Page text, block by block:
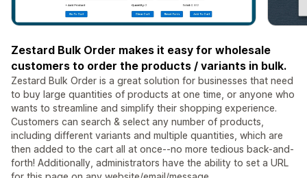
Zestard Bulk Order makes it easy for wholesale
customers to order the products / variants in bulk.
Zestard Bulk Order is a great solution for businesses that need
to buy large quantities of products at one time, or anyone who
wants to streamline and simplify their shopping experience.
Customers can search & select any number of products,
including different variants and multiple quantities, which are
then added to the cart all at once--no more tedious back-and-
forth! Additionally, administrators have the ability to set a URL